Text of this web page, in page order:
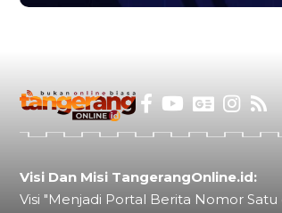
Visi Dan Misi TangerangOnline.id:
Visi "Menjadi Portal Berita Nomor